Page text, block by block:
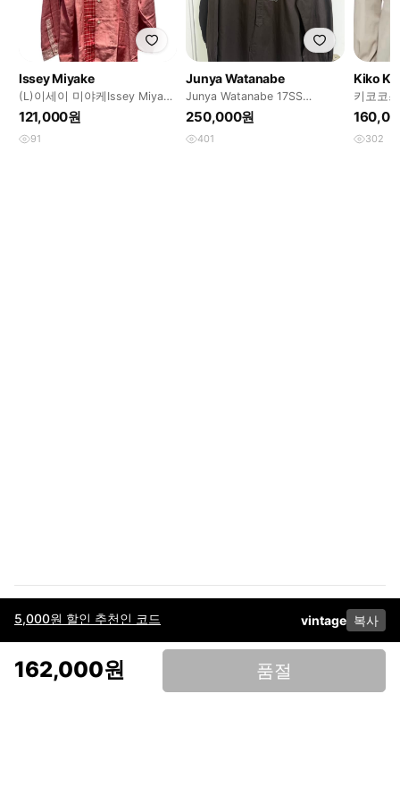
5,000원 할인 추천인 코드 vintage 복사
162,000원 품절
Issey Miyake
(L)이세이 미야케Issey Miyake
패치워크 셔츠
121,000원
91
Junya Watanabe
Junya Watanabe 17SS
Patchwork shirt
250,000원
401
Kiko
키코코
302
이용약관고객센터판매개인정보 처리방침사업자 정보다운로드